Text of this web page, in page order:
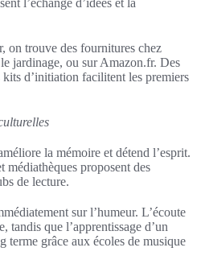
l’échange d’idées et la
on trouve des fournitures chez
jardinage, ou sur Amazon.fr. Des
d’initiation facilitent les premiers
la mémoire et détend l’esprit.
proposent des
de lecture.
sur l’humeur. L’écoute
tandis que l’apprentissage d’un
terme grâce aux écoles de musique